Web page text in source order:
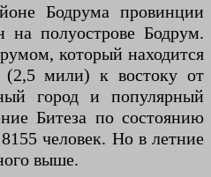
Бодрума провинции
полуострове Бодрум.
который находится
(2,5 мили) к востоку от
город и популярный
Битеза по состоянию
человек. Но в летние
выше.